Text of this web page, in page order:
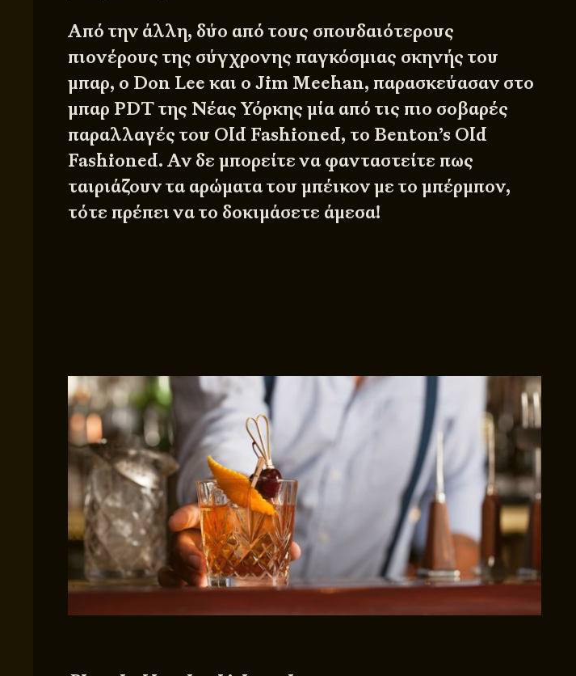
Από την άλλη, δύο από τους σπουδαιότερους
πιονέρους της σύγχρονης παγκόσμιας σκηνής του
μπαρ, ο Don Lee και ο Jim Meehan, παρασκεύασαν στο
μπαρ PDT της Νέας Υόρκης μία από τις πιο σοβαρές
παραλλαγές του Old Fashioned, το Benton’s Old
Fashioned. Αν δε μπορείτε να φανταστείτε πως
ταιριάζουν τα αρώματα του μπέικον με το μπέρμπον,
τότε πρέπει να το δοκιμάσετε άμεσα!